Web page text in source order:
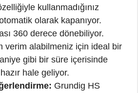
kullanmadığınız
olarak kapanıyor.
360 derece dönebiliyor.
verim alabilmeniz için ideal bir
gibi bir süre içerisinde
hale geliyor.
Grundig HS